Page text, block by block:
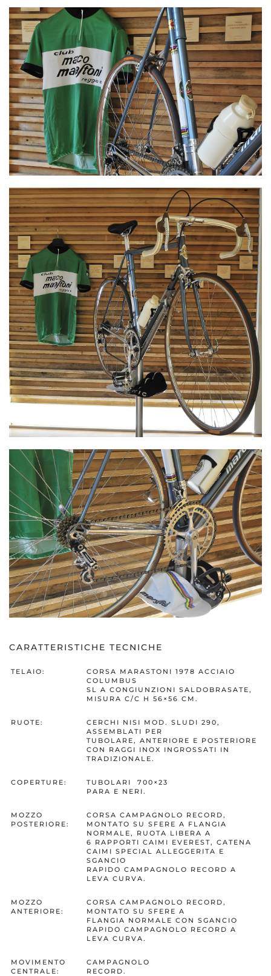
CARATTERISTICHE TECNICHE
TELAIO:
CORSA MARASTONI 1978 ACCIAIO
COLUMBUS
SL A CONGIUNZIONI SALDOBRASATE,
MISURA C/C H 56×56 CM.
RUOTE:
CERCHI NISI MOD. SLUDI 290,
ASSEMBLATI PER
TUBOLARE, ANTERIORE E POSTERIORE
CON RAGGI INOX INGROSSATI IN
TRADIZIONALE.
COPERTURE:
TUBOLARI 700×23
PARA E NERI.
MOZZO
POSTERIORE:
CORSA CAMPAGNOLO RECORD,
MONTATO SU SFERE A FLANGIA
NORMALE, RUOTA LIBERA A
6 RAPPORTI CAIMI EVEREST, CATENA
CAIMI SPECIAL ALLEGGERITA E
SGANCIO
RAPIDO CAMPAGNOLO RECORD A
LEVA CURVA.
MOZZO
ANTERIORE:
CORSA CAMPAGNOLO RECORD,
MONTATO SU SFERE A
FLANGIA NORMALE CON SGANCIO
RAPIDO CAMPAGNOLO RECORD A
LEVA CURVA.
MOVIMENTO
CENTRALE:
CAMPAGNOLO
RECORD.